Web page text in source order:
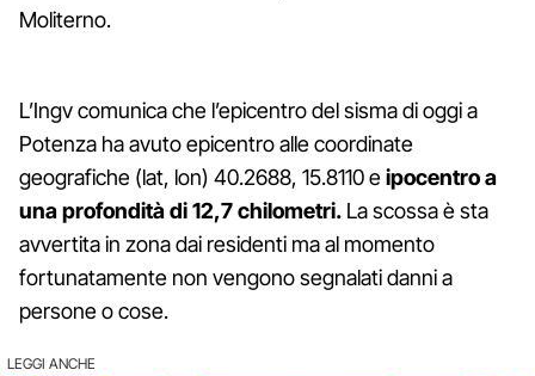
Moliterno.
L’Ingv comunica che l’epicentro del sisma di oggi a
Potenza ha avuto epicentro alle coordinate
geografiche (lat, lon) 40.2688, 15.8110 eipocentro a
una profondità di 12,7 chilometri. La scossa è sta
avvertita in zona dai residenti ma al momento
fortunatamente non vengono segnalati danni a
persone o cose.
LEGGI ANCHE